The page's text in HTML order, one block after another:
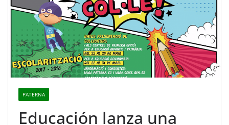
PATERNA
Educación lanza una